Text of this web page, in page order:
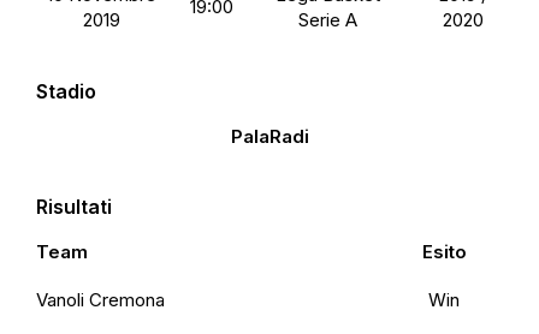
2019
19:00
Serie A
2020
Stadio
PalaRadi
Risultati
Team Esito
Vanoli Cremona Win